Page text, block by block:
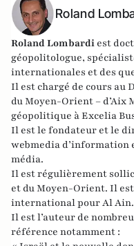
Roland
Roland Lombardi est
géopolitologue,
internationales et des
Il est chargé de cours au
du Moyen-Orient –
géopolitique à Excelia
Il est le fondateur et le
webmedia d’information
média.
Il est régulièrement
et du Moyen-Orient. Il
international pourAl Ain.
Il est l’auteur de
référence notamment :